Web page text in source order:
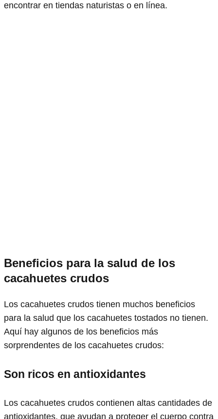
encontrar en tiendas naturistas o en línea.
Beneficios para la salud de los
cacahuetes crudos
Los cacahuetes crudos tienen muchos beneficios
para la salud que los cacahuetes tostados no tienen.
Aquí hay algunos de los beneficios más
sorprendentes de los cacahuetes crudos:
Son ricos en antioxidantes
Los cacahuetes crudos contienen altas cantidades de
antioxidantes, que ayudan a proteger el cuerpo contra